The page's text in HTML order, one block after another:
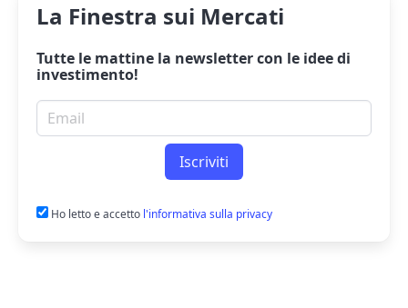
La Finestra sui Mercati
Tutte le mattine la newslettercon le idee di
investimento!
Email per newsletter
Iscriviti
Ho letto e accetto l'informativa sulla privacy